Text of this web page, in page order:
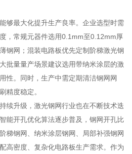
够最大化提升生产良率。企业选型时需
，常规元器件选用0.1mm至0.12mm厚
钢网；混装电路板优先定制阶梯激光钢
批量量产场景建议选用带纳米涂层的激
性。同时，生产中需定期清洁钢网网
精度稳定。
续升级，激光钢网行业也在不断技术迭
能开孔优化算法逐步普及，钢网开孔比
梯钢网、纳米涂层钢网、局部补强钢网
高密度、复杂化电路板生产需求。作为